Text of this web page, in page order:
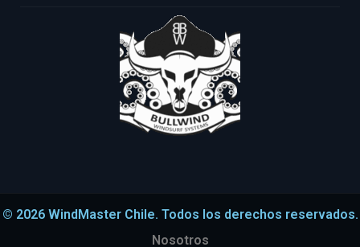
© 2026 WindMaster Chile. Todos los derechos reservados.
Nosotros